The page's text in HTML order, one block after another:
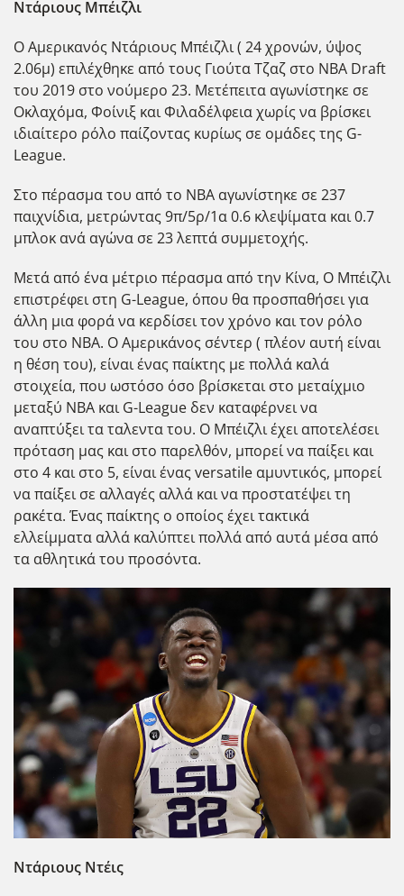
Ντάριους Μπέιζλι
Ο Αμερικανός Ντάριους Μπέιζλι ( 24 χρονών, ύψος
2.06μ) επιλέχθηκε από τους Γιούτα Τζαζ στο NBA Draft
του 2019 στο νούμερο 23. Μετέπειτα αγωνίστηκε σε
Οκλαχόμα, Φοίνιξ και Φιλαδέλφεια χωρίς να βρίσκει
ιδιαίτερο ρόλο παίζοντας κυρίως σε ομάδες της G-
League.
Στο πέρασμα του από το ΝΒΑ αγωνίστηκε σε 237
παιχνίδια, μετρώντας 9π/5ρ/1α 0.6 κλεψίματα και 0.7
μπλοκ ανά αγώνα σε 23 λεπτά συμμετοχής.
Μετά από ένα μέτριο πέρασμα από την Κίνα, Ο Μπέιζλι
επιστρέφει στη G-League, όπου θα προσπαθήσει για
άλλη μια φορά να κερδίσει τον χρόνο και τον ρόλο
του στο ΝΒΑ. Ο Αμερικάνος σέντερ ( πλέον αυτή είναι
η θέση του), είναι ένας παίκτης με πολλά καλά
στοιχεία, που ωστόσο όσο βρίσκεται στο μεταίχμιο
μεταξύ NBA και G-League δεν καταφέρνει να
αναπτύξει τα ταλεντα του. Ο Μπέιζλι έχει αποτελέσει
πρόταση μας και στο παρελθόν, μπορεί να παίξει και
στο 4 και στο 5, είναι ένας versatile αμυντικός, μπορεί
να παίξει σε αλλαγές αλλά και να προστατέψει τη
ρακέτα. Ένας παίκτης ο οποίος έχει τακτικά
ελλείμματα αλλά καλύπτει πολλά από αυτά μέσα από
τα αθλητικά του προσόντα.
Ντάριους Ντέις